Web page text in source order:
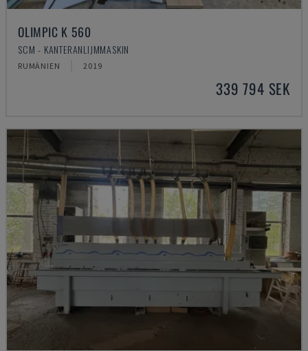
OLIMPIC K 560
SCM - KANTERANLIJMMASKIN
RUMÄNIEN 2019
339 794 SEK